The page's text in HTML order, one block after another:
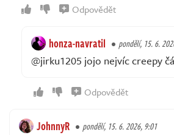
Odpovědět
honza-navratil pondělí, 15. 6.
@jirku1205 jojo nejvíc creepy
Odpovědět
JohnnyR pondělí, 15. 6. 2026, 9:01